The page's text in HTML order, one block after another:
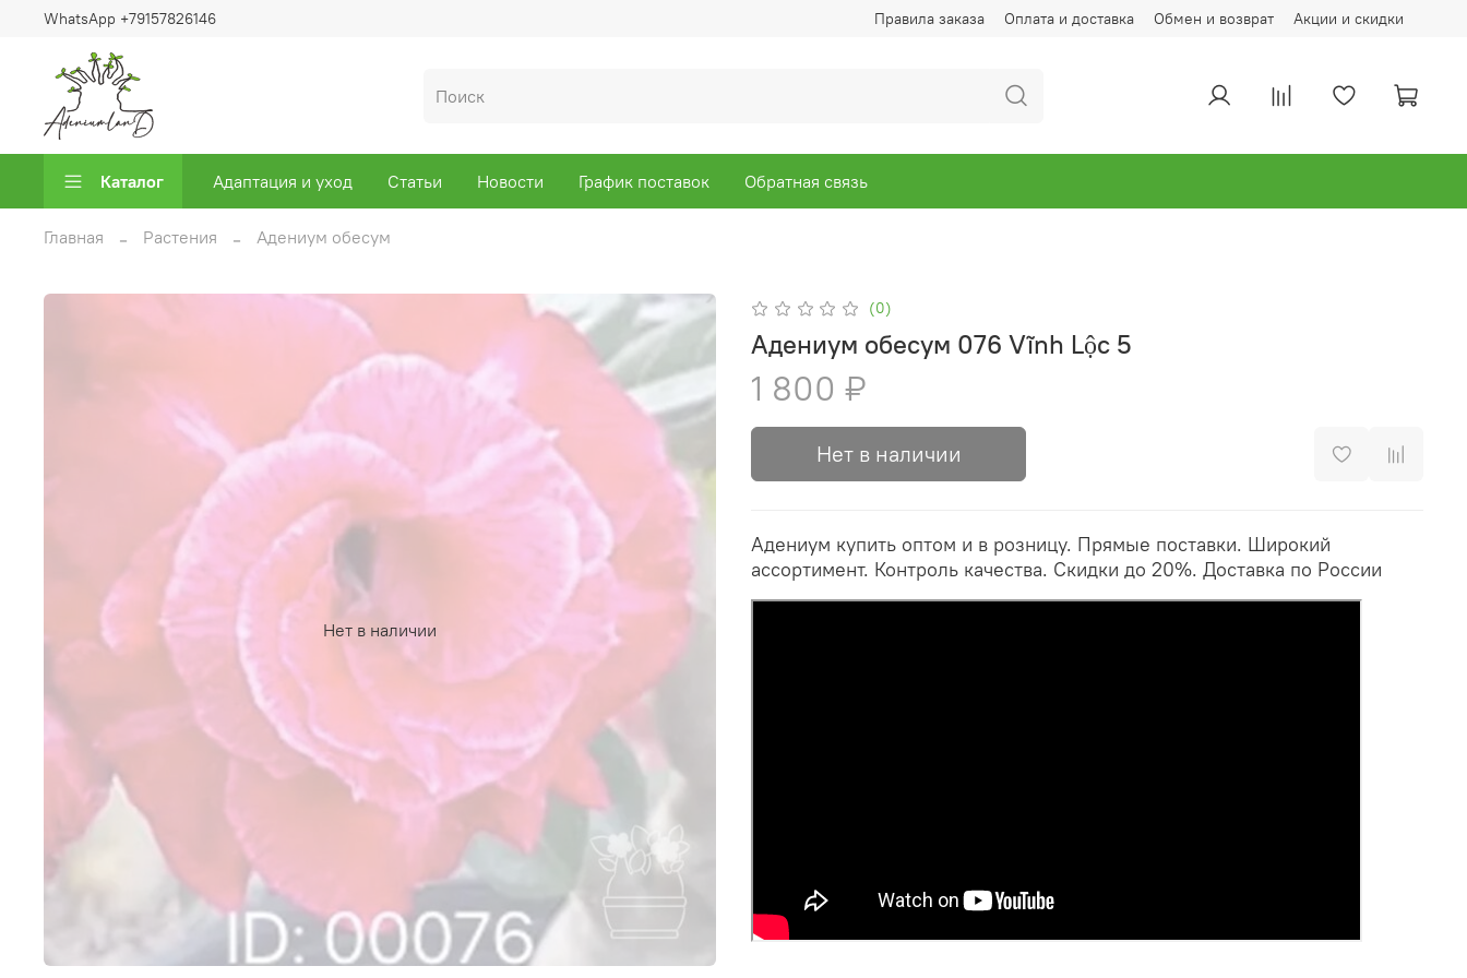
Правила заказа Оплата и доставка Обмен и возврат Акции и скидки
WhatsApp +79157826146
Каталог Адаптация и уход Статьи Новости График поставок Обратная связь
Главная Растения Адениум обесум
Нет в наличии
(0)
Адениум обесум 076 Vĩnh Lộc 5
1 800 ₽
Нет в наличии
Адениум купить оптом и в розницу. Прямые поставки. Широкий
ассортимент. Контроль качества. Скидки до 20%. Доставка по России